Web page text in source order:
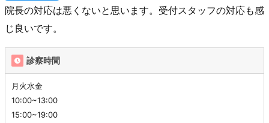
院長の対応は悪くないと思います。受付スタッフの対応も感
じ良いです。
診察時間
月火水金
10:00~13:00
15:00~19:00